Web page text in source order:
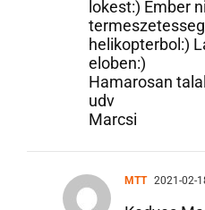
lokest:) Ember
helikopterbol:)
eloben:)
Hamarosan
udv
Marcsi